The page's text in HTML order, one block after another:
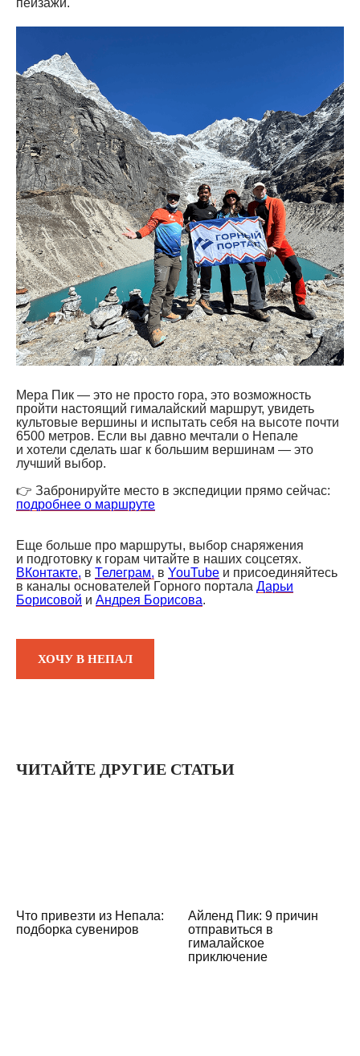
пейзажи.
Мера Пик — это не просто гора, это возможность
пройти настоящий гималайский маршрут, увидеть
культовые вершины и испытать себя на высоте почти
6500 метров. Если вы давно мечтали о Непале
и хотели сделать шаг к большим вершинам — это
лучший выбор.
👉 Забронируйте место в экспедиции прямо сейчас:
подробнее о маршруте
Еще больше про маршруты, выбор снаряжения
и подготовку к горам читайте в наших соцсетях.
ВКонтакте, в Телеграм, в YouTube и присоединяйтесь
в каналы основателей Горного портала Дарьи
Борисовой и Андрея Борисова.
ХОЧУ В НЕПАЛ
ЧИТАЙТЕ ДРУГИЕ СТАТЬИ
Что привезти из Непала:
подборка сувениров
Айленд Пик: 9 причин
отправиться в
гималайское
приключение